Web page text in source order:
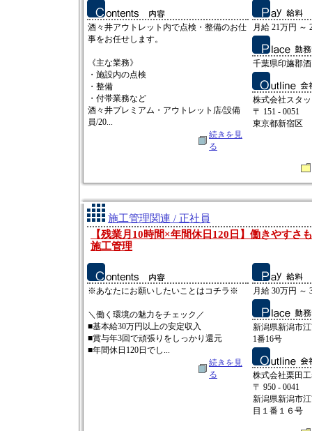
酒々井アウトレット内で点検・整備のお仕
事をお任せします。
《主な業務》
・施設内の点検
・整備
・付帯業務など
酒々井プレミアム・アウトレット店/設備
員/20...
続きを見
る
月給 21万円 ～
千葉県印旛郡
株式会社スタ
〒 151 - 0051
東京都新宿区
施工管理関連 / 正社員
【残業月10時間×年間休日120日】働きやすさ
施工管理
※あなたにお願いしたいことはコチラ※
＼働く環境の魅力をチェック／
■基本給30万円以上の安定収入
■賞与年3回で頑張りをしっかり還元
■年間休日120日でし...
続きを見
る
月給 30万円 ～
新潟県新潟市
1番16号
株式会社栗田
〒 950 - 0041
新潟県新潟市
目１番１６号